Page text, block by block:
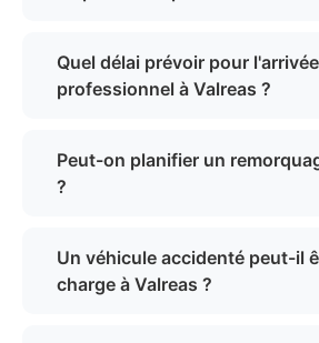
Quel délai prévoir pour
professionnel à Valreas ?
Peut-on planifier un
?
Un véhicule accidenté peut-il
charge à Valreas ?